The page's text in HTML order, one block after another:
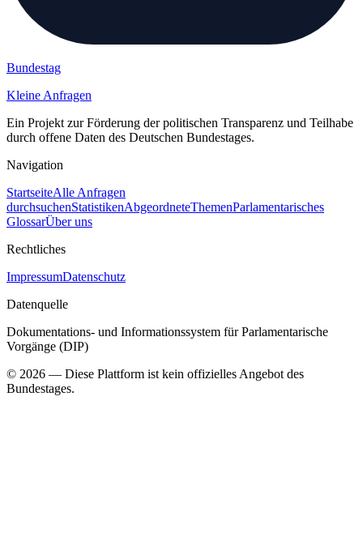
Bundestag
Kleine Anfragen
Ein Projekt zur Förderung der politischen Transparenz und Teilhabe
durch offene Daten des Deutschen Bundestages.
Navigation
StartseiteAlle Anfragen
durchsuchenStatistikenAbgeordneteThemenParlamentarisches
GlossarÜber uns
Rechtliches
ImpressumDatenschutz
Datenquelle
Dokumentations- und Informationssystem für Parlamentarische
Vorgänge (DIP)
© 2026 — Diese Plattform ist kein offizielles Angebot des
Bundestages.